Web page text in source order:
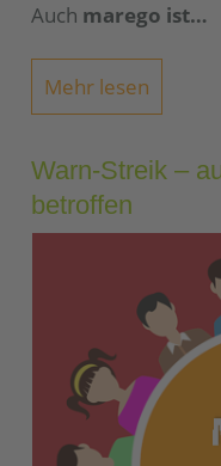
Auch marego ist…
Mehr lesen
Warn-Streik –
betroffen